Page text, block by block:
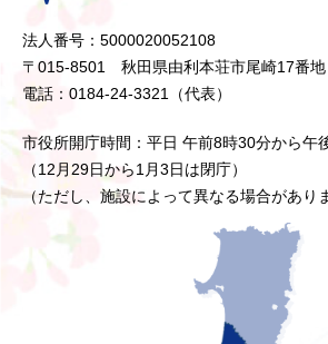
法人番号：5000020052108
〒015-8501 秋田県由利本荘市尾崎17番地
電話：0184-24-3321（代表）
市役所開庁時間：平日 午前8時30分から午
（12月29日から1月3日は閉庁）
（ただし、施設によって異なる場合があり